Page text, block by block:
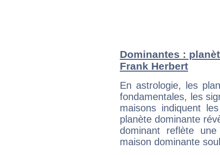
Dominantes :
Frank Herbert
En astrologie, les
fondamentales, les
maisons indiquent
planète dominante
dominant reflète
maison dominante